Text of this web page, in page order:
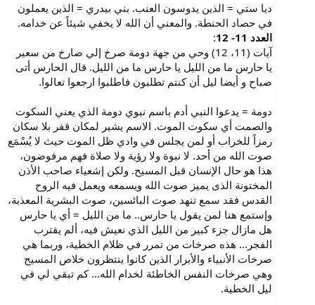
ديا ستي = الذين يدوسون العنب. بني بيدري = الذين يعملون
في حصاد الحنطة. والمعني أن الله لا يخفي شيئاً عن خدامه.
العدد 11- 12
:
آيات (11، 12) وحي من جهة دومة صرخ إلي صارخ من سعير
يا حارس ما من الليل يا حارس ما من الليل. قال الحارس أتى
صباح و أيضا ليل أن كنتم تطلبون فاطلبوا ارجعوا تعالوا.
دومة = يدعوا النبي أدم باسم نبوي دومة الذي يعني السكوت
والصمت أي سكوت الموت. الاسم يشير لمكان قفر بلا سكان
رمزاً للخراب أو لمن يجلس في وادي ظل الموت حيث لا يُسْمَع
صوت الله من أحد. لا نبوة ولا رؤية ولا صلاة فهم مرفوضون،
هذا هو حال الإنسان قبل المسيح. ولكن إشعياء صاحب الأذن
المختونة الذى يميز صوت الله ويسمعه ويعمل فيه الروح
القدس فقد سمع تنهد صوت البائسين، صوت البشرية المعذبة،
وإستمع هنا لمن يقول يا حارس.. ما من الليل = أي يا حارس
هل مازال جزء كبير من الليل الذي نعيش فيه، ألم يقترب
الفجر... هذه صرخات من تمرر في ظلام الخطية، وربما هي
صرخات الأنبياء والأبرار الذين كانوا ينتظرون خلاص المسيح
وهي صرخات النفس الخاطئة لخدام الله... كم تبقي لي في
ليل الخطية.